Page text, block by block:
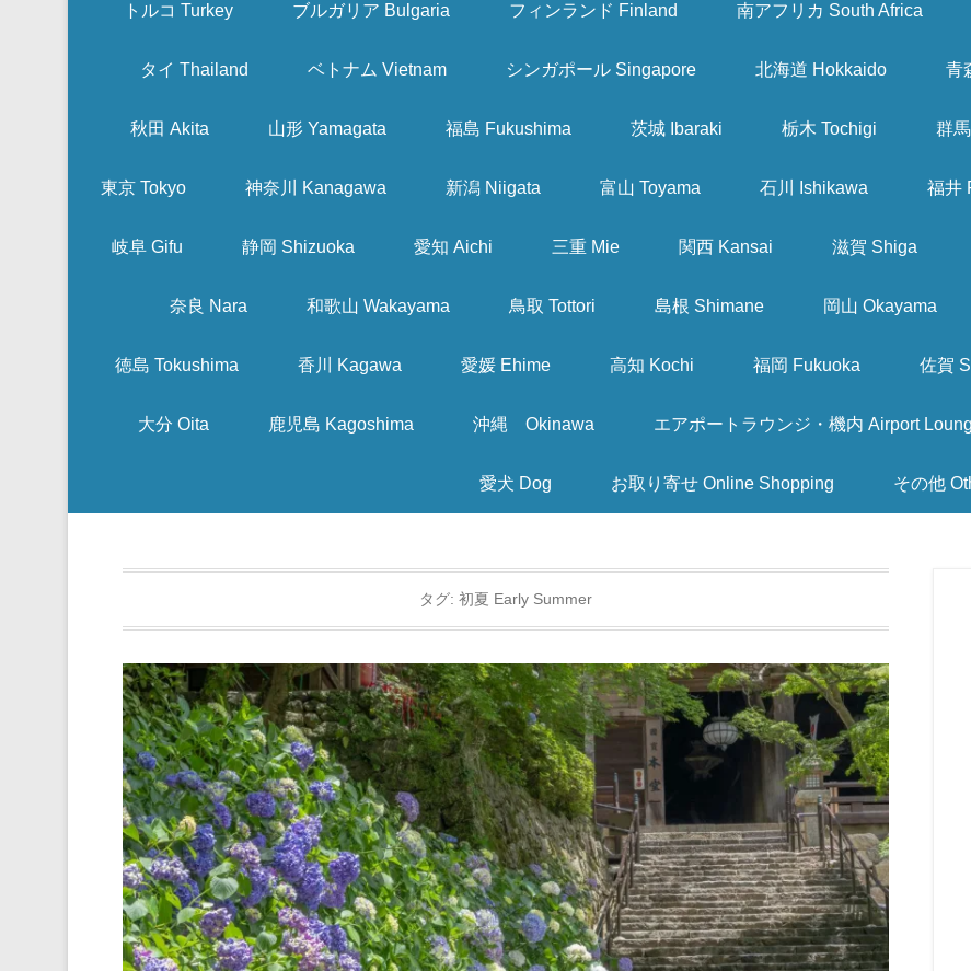
トルコ Turkey ブルガリア Bulgaria フィンランド Finland 南アフリカ South Africa
タイ Thailand ベトナム Vietnam シンガポール Singapore 北海道 Hokkaido 青
秋田 Akita 山形 Yamagata 福島 Fukushima 茨城 Ibaraki 栃木 Tochigi 群
東京 Tokyo 神奈川 Kanagawa 新潟 Niigata 富山 Toyama 石川 Ishikawa 福井
岐阜 Gifu 静岡 Shizuoka 愛知 Aichi 三重 Mie 関西 Kansai 滋賀 Shiga
奈良 Nara 和歌山 Wakayama 鳥取 Tottori 島根 Shimane 岡山 Okayama
徳島 Tokushima 香川 Kagawa 愛媛 Ehime 高知 Kochi 福岡 Fukuoka 佐賀
大分 Oita 鹿児島 Kagoshima 沖縄 Okinawa エアポートラウンジ・機内 Airport
愛犬 Dog お取り寄せ Online Shopping その他
タグ: 初夏 Early Summer